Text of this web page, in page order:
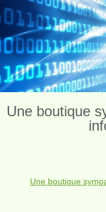
Une boutique
Une boutique